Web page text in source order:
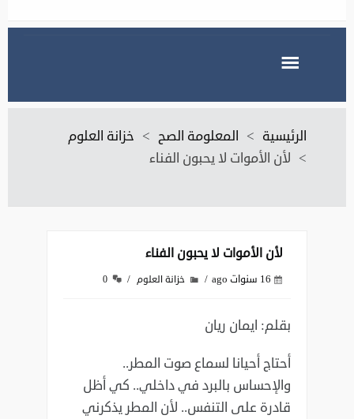
الرئيسية > المعلومة الصح > خزانة العلوم
> لأن الأموات لا يحبون الفناء
لأن الأموات لا يحبون الفناء
16 سنوات ago خزانة العلوم 0
بقلم: ايمان ريان
أحتاج أحيانا لسماع صوت المطر..
والإحساس بالبرد في داخلي.. كي أظل
قادرة على التنفس.. لأن المطر يذكرني